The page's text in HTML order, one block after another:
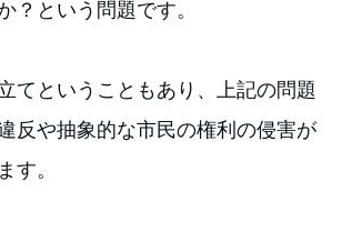
？という問題です。
てということもあり、上記の問題
反や抽象的な市民の権利の侵害が
す。